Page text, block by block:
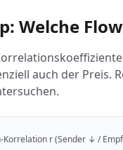
Welche
auch der Preis.
Korrelation r (Sender ↓ /